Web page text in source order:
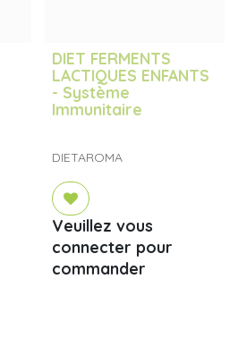
DIET FERMENTS
LACTIQUES ENFANTS
- Système
Immunitaire
DIETAROMA
Veuillez vous
connecter pour
commander